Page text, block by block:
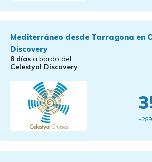
Mediterráneo desde Tarragona en
Discovery
8 días a bordo del
Celestyal Discovery